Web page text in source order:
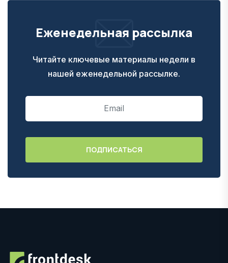
Еженедельная рассылка
Читайте ключевые материалы недели в
нашей еженедельной рассылке.